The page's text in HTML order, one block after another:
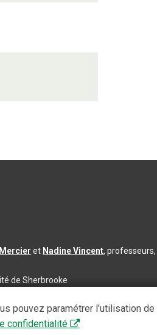
et Nadine Vincent,
de Sherbrooke
pouvez paramétrer l'utilisation
confidentialité